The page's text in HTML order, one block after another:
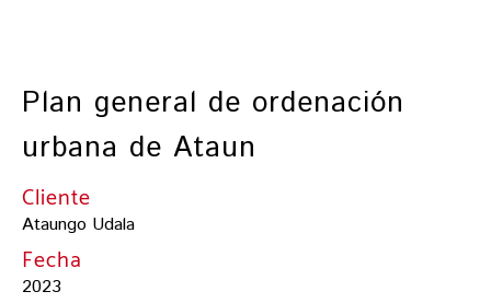
Plan general de ordenación
urbana de Ataun
Cliente
Ataungo Udala
Fecha
2023